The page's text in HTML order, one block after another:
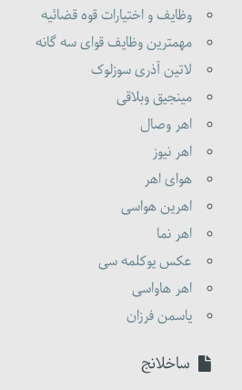
وظایف و اختیارات قوه قضائیه
مهمترین وظایف قوای سه گانه
لاتین آذری سوزلوک
مینجیق وبلاقی
اهر وصال
اهر نیوز
هوای اهر
اهرین هواسی
اهر نما
عکس یوکلمه سی
اهر هاواسی
یاسمن فرزان
ساخلانج